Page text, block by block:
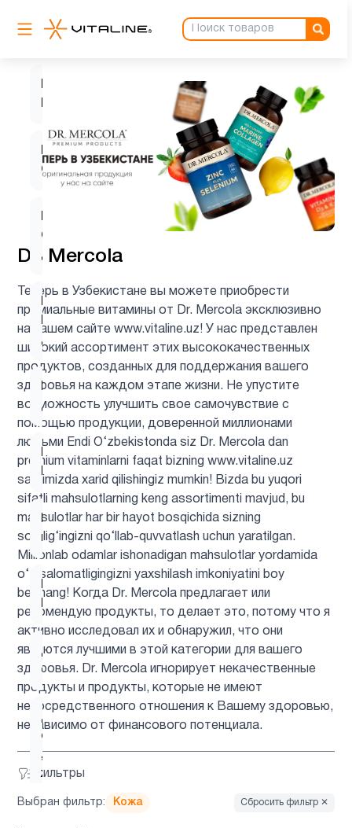
Dr. Mercola
Теперь в Узбекистане вы можете приобрести
премиальные витамины от Dr. Mercola эксклюзивно
на нашем сайте www.vitaline.uz! У нас представлен
широкий ассортимент этих высококачественных
продуктов, созданных для поддержания вашего
здоровья на каждом этапе жизни. Не упустите
возможность улучшить свое самочувствие с
помощью продукции, доверенной миллионами
людьми Endi O‘zbekistonda siz Dr. Mercola dan
premium vitaminlarni faqat bizning www.vitaline.uz
saytimizda xarid qilishingiz mumkin! Bizda bu yuqori
sifatli mahsulotlarning keng assortimenti mavjud, bu
mahsulotlar har bir hayot bosqichida sizning
sog‘lig‘ingizni qo‘llab-quvvatlash uchun yaratilgan.
Millionlab odamlar ishonadigan mahsulotlar yordamida
o‘z salomatligingizni yaxshilash imkoniyatini boy
bermang! Когда Dr. Mercola предлагает или
рекомендую продукты, то делает это, потому что я
активно исследовал их и обнаружил, что они
являются лучшими в этой категории для вашего
здоровья. Dr. Mercola игнорирует некачественные
продукты и продукты, которые не имеют
непосредственного отношения к Вашему здоровью,
независимо от финансового потенциала.
Фильтры
Вегетарианский
продукт
1
C
5
C для
детей
детей
Витамин
д3
2
Гиалуроновая
кислота
1
Детская
омега 3
Детская
омега 3
, Рыбий
жир
Выбран фильтр: Кожа Сбросить фильтр ✕